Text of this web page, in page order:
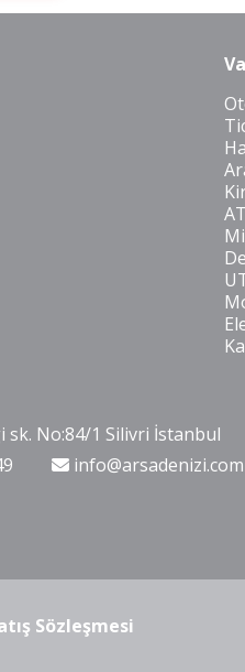
sk. No:84/1 Silivri İstanbul
info@arsadenizi.com
Sözleşmesi